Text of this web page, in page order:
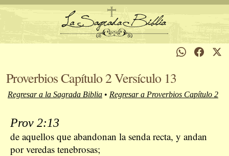
Proverbios Capítulo 2 Versículo 13
Regresar a la Sagrada Biblia • Regresar a Proverbios Capítulo 2
Prov 2:13
de aquellos que abandonan la senda recta, y andan
por veredas tenebrosas;